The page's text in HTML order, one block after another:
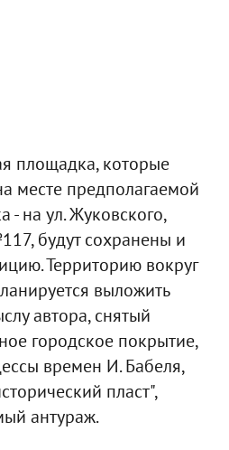
площадка, которые
месте предполагаемой
- на ул. Жуковского,
будут сохранены и
Территорию вокруг
выложить
автора, снятый
городское покрытие,
времен И. Бабеля,
пласт",
антураж.